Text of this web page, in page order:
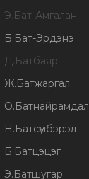
Э.Бат-Амгалан
Б.Бат-Эрдэнэ
Д.Батбаяр
Ж.Батжаргал
О.Батнайрамдал
Н.Батсүмбэрэл
Б.Батцэцэг
Э.Батшугар